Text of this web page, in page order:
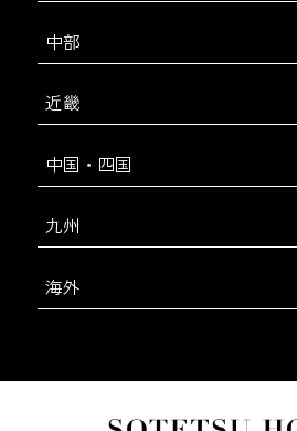
中部
近畿
中国・四国
九州
海外